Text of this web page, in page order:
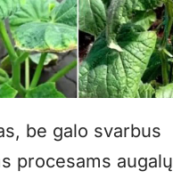
be galo svarbus
procesams augalų